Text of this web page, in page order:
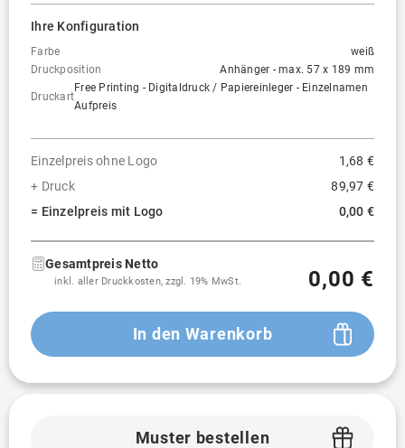
Ihre Konfiguration
Farbe
weiß
Druckposition
Anhänger - max. 57 x 189 mm
Druckart
Free Printing - Digitaldruck / Papiereinleger - Einzelnamen
Aufpreis
Einzelpreis ohne Logo
1,68 €
+ Druck
89,97 €
= Einzelpreis mit Logo
0,00 €
Gesamtpreis Netto
inkl. aller Druckkosten, zzgl. 19% MwSt. 0,00 €
In den Warenkorb
Muster bestellen